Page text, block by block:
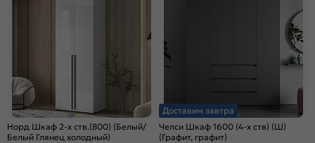
Норд Шкаф 2-х ств.(800) (Белый/
Белый Глянец холодный)
Доставим завтра
Челси Шкаф 1600 (4-х ств) (Ш)
(Графит, графит)